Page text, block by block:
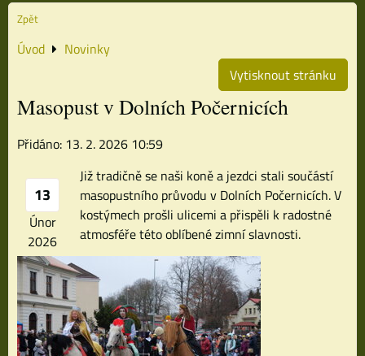
Zpět
Úvod
Novinky
Vytisknout stránku
Masopust v Dolních Počernicích
Přidáno: 13. 2. 2026 10:59
13
Únor
2026
Již tradičně se naši koně a jezdci stali součástí
masopustního průvodu v Dolních Počernicích. V
kostýmech prošli ulicemi a přispěli k radostné
atmosféře této oblíbené zimní slavnosti.